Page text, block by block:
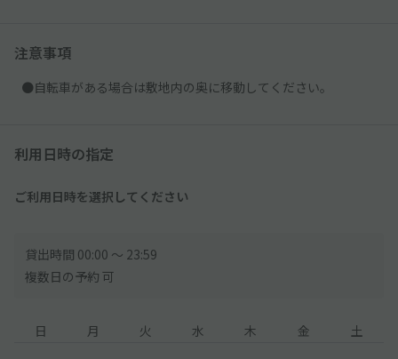
注意事項
●自転車がある場合は敷地内の奥に移動してください。
利用日時の指定
ご利用日時を選択してください
貸出時間 00:00 〜 23:59
複数日の予約 可
日 月 火 水 木 金 土